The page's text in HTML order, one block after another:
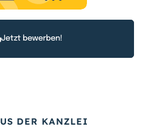
Jetzt bewerben!
DER KANZLEI